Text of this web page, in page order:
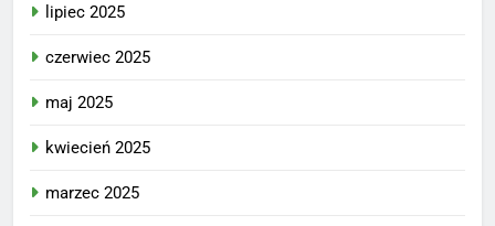
lipiec 2025
czerwiec 2025
maj 2025
kwiecień 2025
marzec 2025